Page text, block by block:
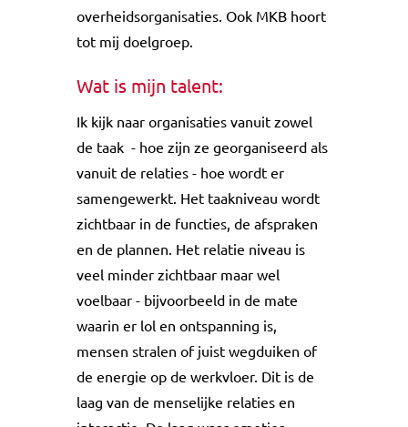
overheidsorganisaties. Ook MKB hoort
tot mij doelgroep.
Wat is mijn talent:
Ik kijk naar organisaties vanuit zowel
de taak - hoe zijn ze georganiseerd als
vanuit de relaties - hoe wordt er
samengewerkt. Het taakniveau wordt
zichtbaar in de functies, de afspraken
en de plannen. Het relatie niveau is
veel minder zichtbaar maar wel
voelbaar - bijvoorbeeld in de mate
waarin er lol en ontspanning is,
mensen stralen of juist wegduiken of
de energie op de werkvloer. Dit is de
laag van de menselijke relaties en